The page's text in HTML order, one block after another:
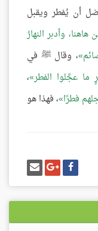
أن يُفطر ويقبل
هاهنا، وأدبر النهارُ
، وقال ﷺ في
ما عجَّلوا الفطر ،
فطرًا ، فهذا هو
شارك
على
فيسبوك
شارك
على
غوغل
بلس
إرسل
إيميل